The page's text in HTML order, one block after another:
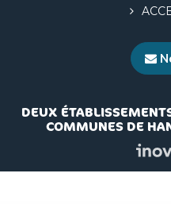
DEUX
COMMUNES DE